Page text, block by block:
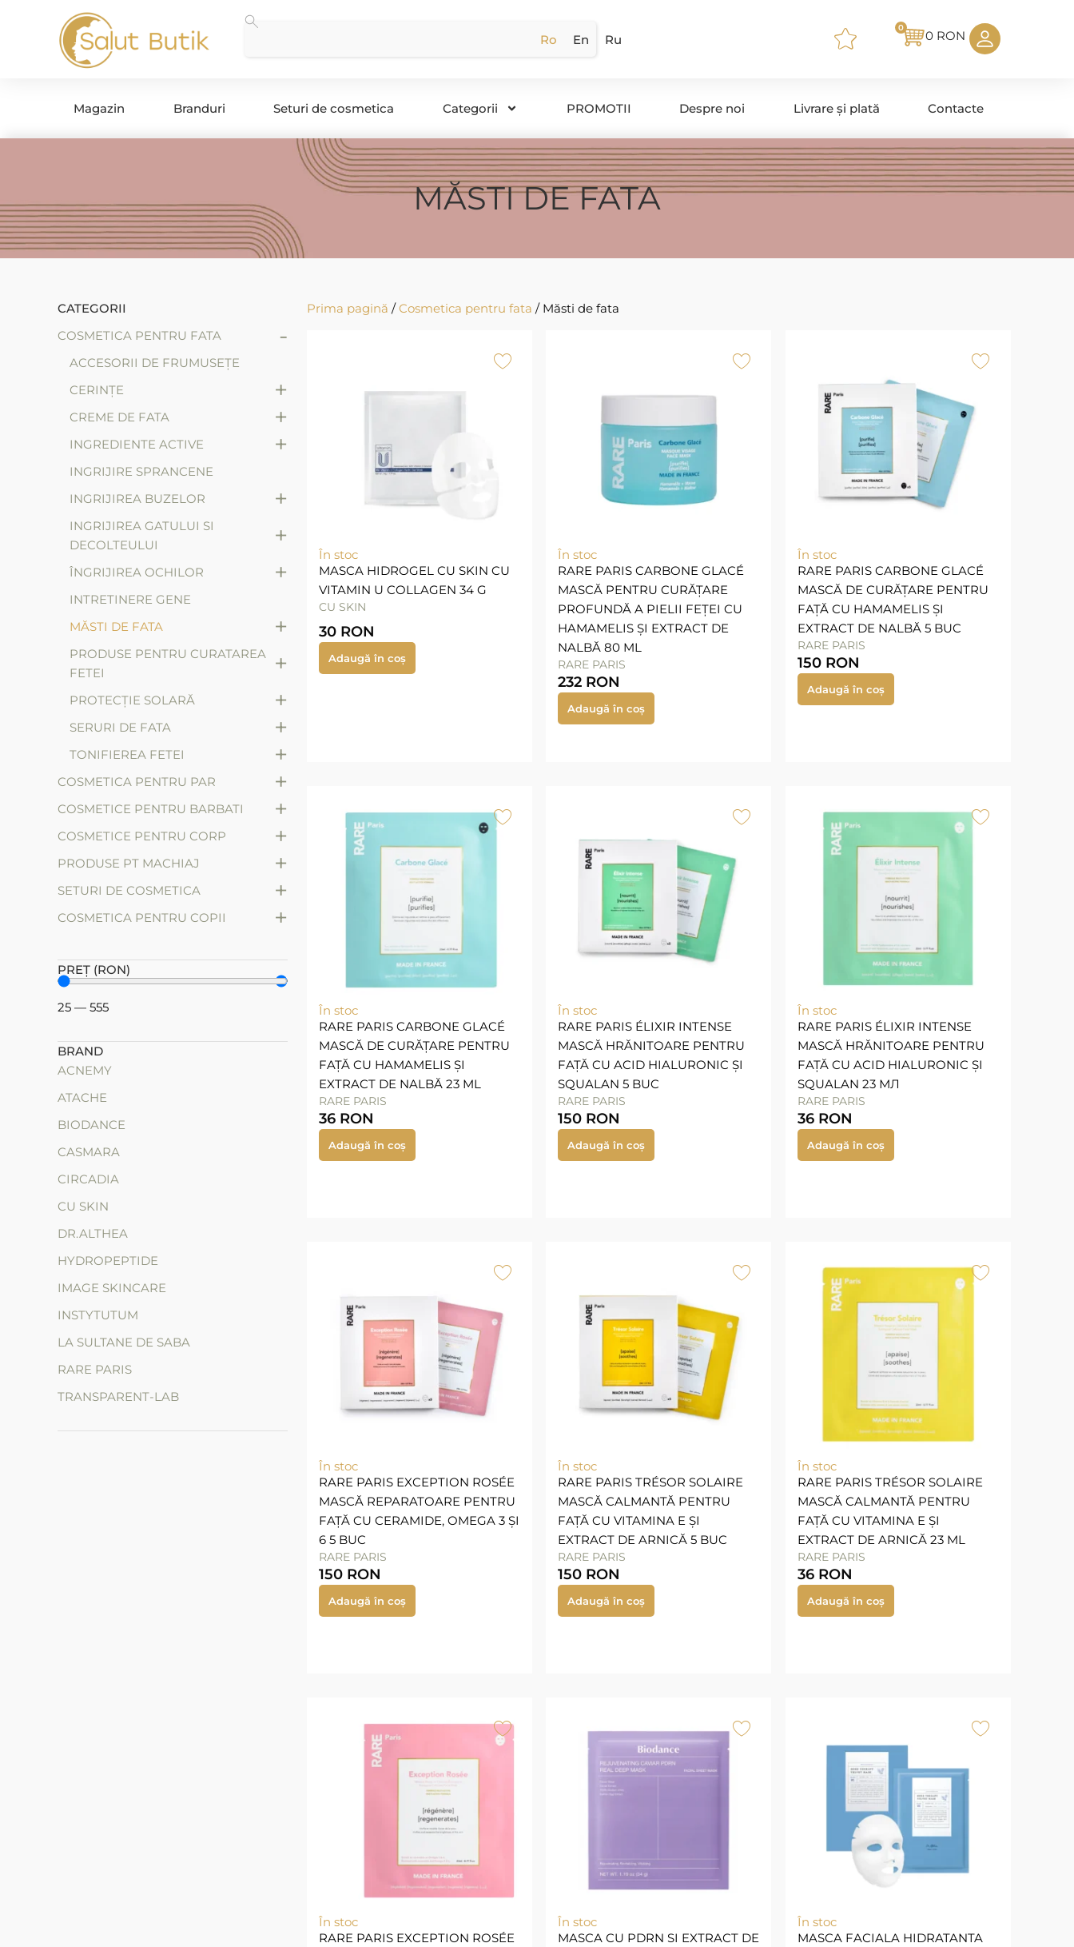
Ro En Ru 0 RON
0
Magazin Branduri Seturi de cosmetica Categorii PROMOTII Despre noi Livrare și plată Contacte
MĂSTI DE FATA
CATEGORII
COSMETICA PENTRU FATA
-
ACCESORII DE FRUMUSEȚE
CERINȚE
+
CREME DE FATA +
INGREDIENTE ACTIVE +
INGRIJIRE SPRANCENE
INGRIJIREA BUZELOR
+
INGRIJIREA GATULUI SI
DECOLTEULUI
+
ÎNGRIJIREA OCHILOR +
INTRETINERE GENE
MĂSTI DE FATA
+
PRODUSE PENTRU CURATAREA
FETEI
+
PROTECȚIE SOLARĂ +
SERURI DE FATA +
TONIFIEREA FETEI +
COSMETICA PENTRU PAR +
COSMETICE PENTRU BARBATI +
COSMETICE PENTRU CORP +
PRODUSE PT MACHIAJ +
SETURI DE COSMETICA +
СOSMETICA PENTRU COPII +
PREȚ (RON)
25 — 555
BRAND
ACNEMY
ATACHE
BIODANCE
CASMARA
CIRCADIA
CU SKIN
DR.ALTHEA
HYDROPEPTIDE
IMAGE SKINCARE
INSTYTUTUM
LA SULTANE DE SABA
RARE PARIS
TRANSPARENT-LAB
Prima pagină /Cosmetica pentru fata / Măsti de fata
În stoc
MASCA HIDROGEL CU SKIN CU
VITAMIN U COLLAGEN 34 G
CU SKIN
30 RON
Adaugă în coș
În stoc
RARE PARIS CARBONE GLACÉ
MASCĂ PENTRU CURĂȚARE
PROFUNDĂ A PIELII FEȚEI CU
HAMAMELIS ȘI EXTRACT DE
NALBĂ 80 ML
RARE PARIS
232 RON
Adaugă în coș
În stoc
RARE PARIS CARBONE GLACÉ
MASCĂ DE CURĂȚARE PENTRU
FAȚĂ CU HAMAMELIS ȘI
EXTRACT DE NALBĂ 5 BUC
RARE PARIS
150 RON
Adaugă în coș
În stoc
RARE PARIS CARBONE GLACÉ
MASCĂ DE CURĂȚARE PENTRU
FAȚĂ CU HAMAMELIS ȘI
EXTRACT DE NALBĂ 23 ML
RARE PARIS
36 RON
Adaugă în coș
În stoc
RARE PARIS ÉLIXIR INTENSE
MASCĂ HRĂNITOARE PENTRU
FAȚĂ CU ACID HIALURONIC ȘI
SQUALAN 5 BUC
RARE PARIS
150 RON
Adaugă în coș
În stoc
RARE PARIS ÉLIXIR INTENSE
MASCĂ HRĂNITOARE PENTRU
FAȚĂ CU ACID HIALURONIC ȘI
SQUALAN 23 МЛ
RARE PARIS
36 RON
Adaugă în coș
În stoc
RARE PARIS EXCEPTION ROSÉE
MASCĂ REPARATOARE PENTRU
FAȚĂ CU CERAMIDE, OMEGA 3 ȘI
6 5 BUC
RARE PARIS
150 RON
Adaugă în coș
În stoc
RARE PARIS TRÉSOR SOLAIRE
MASCĂ CALMANTĂ PENTRU
FAȚĂ CU VITAMINA E ȘI
EXTRACT DE ARNICĂ 5 BUC
RARE PARIS
150 RON
Adaugă în coș
În stoc
RARE PARIS TRÉSOR SOLAIRE
MASCĂ CALMANTĂ PENTRU
FAȚĂ CU VITAMINA E ȘI
EXTRACT DE ARNICĂ 23 ML
RARE PARIS
36 RON
Adaugă în coș
În stoc
RARE PARIS EXCEPTION ROSÉE
În stoc
MASCA CU PDRN SI EXTRACT DE
În stoc
MASCA FACIALA HIDRATANTA